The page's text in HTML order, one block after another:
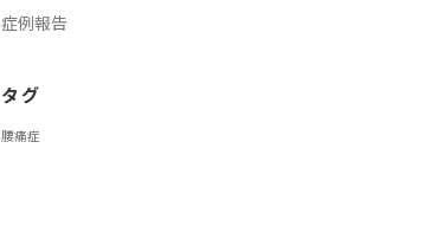
症例報告
タグ
腰痛症